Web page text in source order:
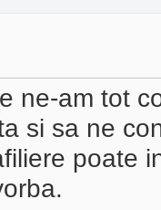
ne-am tot
si sa ne
poate